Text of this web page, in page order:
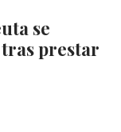
se
prestar